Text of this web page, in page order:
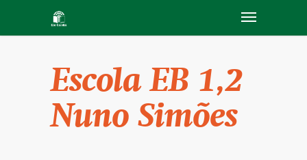
Escola EB 1,2
Nuno Simões